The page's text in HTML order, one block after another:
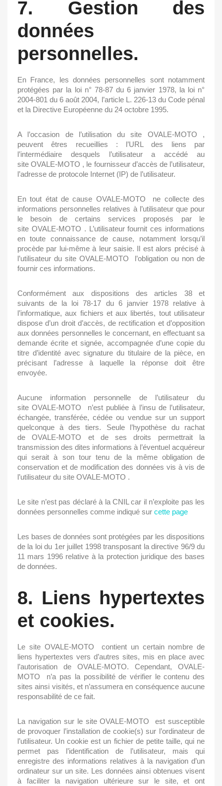
7. Gestion des
données
personnelles.
En France, les données personnelles sont notamment
protégées par la loi n° 78-87 du 6 janvier 1978, la loi n°
2004-801 du 6 août 2004, l’article L. 226-13 du Code pénal
et la Directive Européenne du 24 octobre 1995.
A l’occasion de l’utilisation du site OVALE-MOTO
,
peuvent êtres recueillies : l’URL des liens par
l’intermédiaire desquels l’utilisateur a accédé au
siteOVALE-MOTO , le fournisseur d’accès de l’utilisateur,
l’adresse de protocole Internet (IP) de l’utilisateur.
En tout état de cause OVALE-MOTO
ne collecte des
informations personnelles relatives à l’utilisateur que pour
le besoin de certains services proposés par le
site OVALE-MOTO . L’utilisateur fournit ces informations
en toute connaissance de cause, notamment lorsqu’il
procède par lui-même à leur saisie. Il est alors précisé à
l’utilisateur du site OVALE-MOTO
l’obligation ou non de
fournir ces informations.
Conformément aux dispositions des articles 38 et
suivants de la loi 78-17 du 6 janvier 1978 relative à
l’informatique, aux fichiers et aux libertés, tout utilisateur
dispose d’un droit d’accès, de rectification et d’opposition
aux données personnelles le concernant, en effectuant sa
demande écrite et signée, accompagnée d’une copie du
titre d’identité avec signature du titulaire de la pièce, en
précisant l’adresse à laquelle la réponse doit être
envoyée.
Aucune information personnelle de l’utilisateur du
siteOVALE-MOTO
n’est publiée à l’insu de l’utilisateur,
échangée, transférée, cédée ou vendue sur un support
quelconque à des tiers. Seule l’hypothèse du rachat
deOVALE-MOTO et de ses droits permettrait la
transmission des dites informations à l’éventuel acquéreur
qui serait à son tour tenu de la même obligation de
conservation et de modification des données vis à vis de
l’utilisateur du site OVALE-MOTO .
Le site n’est pas déclaré à la CNIL car il n’exploite pas les
données personnelles comme indiqué sur cette page
Les bases de données sont protégées par les dispositions
de la loi du 1er juillet 1998 transposant la directive 96/9 du
11 mars 1996 relative à la protection juridique des bases
de données.
8. Liens hypertextes
et cookies.
Le site OVALE-MOTO
contient un certain nombre de
liens hypertextes vers d’autres sites, mis en place avec
l’autorisation de OVALE-MOTO. Cependant, OVALE-
MOTO
n’a pas la possibilité de vérifier le contenu des
sites ainsi visités, et n’assumera en conséquence aucune
responsabilité de ce fait.
La navigation sur le siteOVALE-MOTO
est susceptible
de provoquer l’installation de cookie(s) sur l’ordinateur de
l’utilisateur. Un cookie est un fichier de petite taille, qui ne
permet pas l’identification de l’utilisateur, mais qui
enregistre des informations relatives à la navigation d’un
ordinateur sur un site. Les données ainsi obtenues visent
à faciliter la navigation ultérieure sur le site, et ont